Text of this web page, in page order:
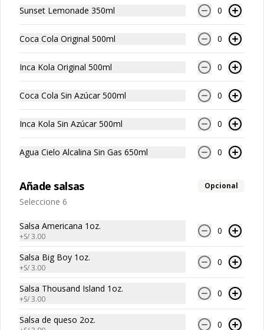
Yellow Mustard Cap
Conócenos
Email: bigboyclientes@gmail.com
Contacto +51924294806
Términos y condiciones
Política de privacidad
Sunset Lemonade 350ml 0
Coca Cola Original 500ml 0
Inca Kola Original 500ml 0
Coca Cola Sin Azúcar 500ml 0
Inca Kola Sin Azúcar 500ml 0
Agua Cielo Alcalina Sin Gas 650ml 0
Añade salsas Opcional
Seleccione 6
Salsa Americana 1oz.
+S/ 3.00
0
Salsa Big Boy 1oz.
+S/ 3.00
0
Salsa Thousand Island 1oz.
+S/ 3.00
0
Salsa de queso 2oz. 0